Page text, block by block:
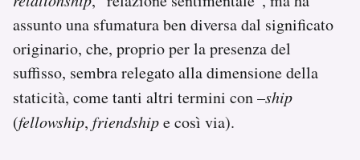
assunto una sfumatura ben diversa dal significato
originario, che, proprio per la presenza del
suffisso, sembra relegato alla dimensione della
staticità, come tanti altri termini con –ship
(fellowship, friendshipe così via).